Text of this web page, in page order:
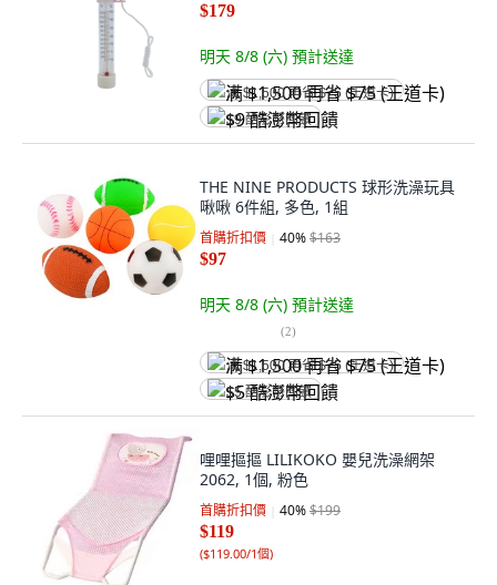
$179
明天 8/8 (六) 預計送達
满 $1,500 再省 $75 (王道卡)
$9 酷澎幣回饋
THE NINE PRODUCTS 球形洗澡玩具
啾啾 6件組, 多色, 1組
首購折扣價 40%$163
$97
明天 8/8 (六) 預計送達
(2)
满 $1,500 再省 $75 (王道卡)
$5 酷澎幣回饋
哩哩摳摳 LILIKOKO 嬰兒洗澡網架
2062, 1個, 粉色
首購折扣價 40%$199
$119
($119.00/1個)